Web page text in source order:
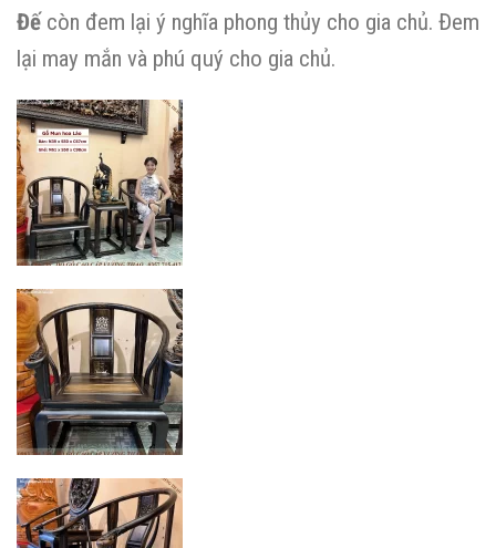
Đếcòn đem lại ý nghĩa phong thủy cho gia chủ. Đem
lại may mắn và phú quý cho gia chủ.